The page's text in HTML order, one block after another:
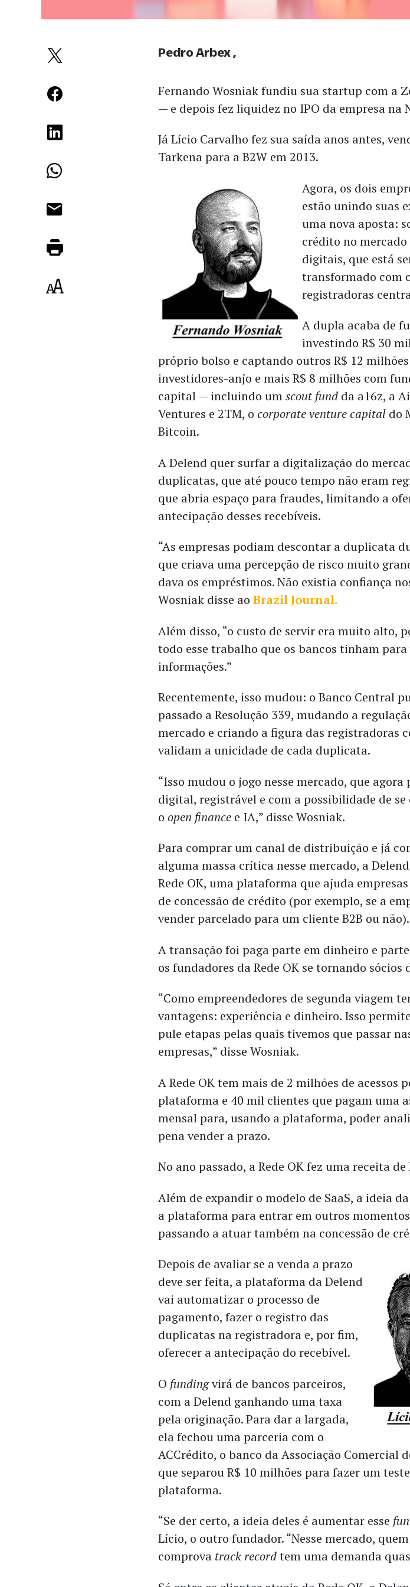
Fernando Wosniak fundiu sua startup com a
— e depois fez liquidez no IPO da empresa na
Já Lício Carvalho fez sua saída anos antes,
Tarkena para a B2W em 2013.
Agora, os dois
estão unindo suas
uma nova aposta:
crédito no
digitais, que está
transformado com
registradoras
A dupla acaba de
investindo R$ 30
próprio bolso e captando outros R$ 12
investidores-anjo e mais R$ 8 milhões com
capital — incluindo umscout fund da a16z, a
Ventures e 2TM, ocorporate venture capital do
Bitcoin.
A Delend quer surfar a digitalização do
duplicatas, que até pouco tempo não eram
que abria espaço para fraudes, limitando a
antecipação desses recebíveis.
“As empresas podiam descontar a duplicata
que criava uma percepção de risco muito
dava os empréstimos. Não existia confiança
Wosniak disse aoBrazil Journal.
Além disso, “o custo de servir era muito alto,
todo esse trabalho que os bancos tinham
informações.”
Recentemente, isso mudou: o Banco Central
passado a Resolução 339, mudando a
mercado e criando a figura das registradoras
validam a unicidade de cada duplicata.
“Isso mudou o jogo nesse mercado, que agora
digital, registrável e com a possibilidade de
oopen finance e IA,” disse Wosniak.
Para comprar um canal de distribuição e já
alguma massa crítica nesse mercado, a
Rede OK, uma plataforma que ajuda
de concessão de crédito (por exemplo, se a
vender parcelado para um cliente B2B ou não).
A transação foi paga parte em dinheiro e
os fundadores da Rede OK se tornando sócios
“Como empreendedores de segunda viagem
vantagens: experiência e dinheiro. Isso
pule etapas pelas quais tivemos que passar
empresas,” disse Wosniak.
A Rede OK tem mais de 2 milhões de acessos
plataforma e 40 mil clientes que pagam uma
mensal para, usando a plataforma, poder
pena vender a prazo.
No ano passado, a Rede OK fez uma receita
Além de expandir o modelo de SaaS, a ideia
a plataforma para entrar em outros
passando a atuar também na concessão de
Depois de avaliar se a venda a prazo
deve ser feita, a plataforma da Delend
vai automatizar o processo de
pagamento, fazer o registro das
duplicatas na registradora e, por fim,
oferecer a antecipação do recebível.
O fundingvirá de bancos parceiros,
com a Delend ganhando uma taxa
pela originação. Para dar a largada,
ela fechou uma parceria com o
ACCrédito, o banco da Associação Comercial
que separou R$ 10 milhões para fazer um
plataforma.
“Se der certo, a ideia deles é aumentar esse
Lício, o outro fundador. “Nesse mercado,
comprova track recordtem uma demanda
Pedro Arbex